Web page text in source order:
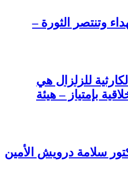
وتنتصر الثورة –
للزلزال هي
بإمتياز – هيئة
سلامة درويش الأمين